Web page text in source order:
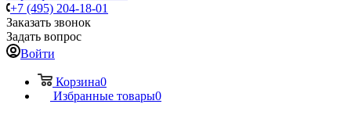
+7 (495) 204-18-01
Заказать звонок
Задать вопрос
Войти
Корзина0
Избранные товары0